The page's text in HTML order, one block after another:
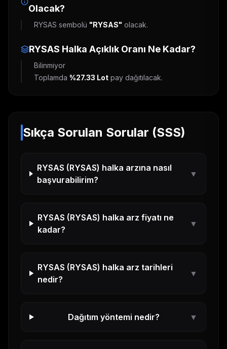
Olacak?
RYSAS sembolü "RYSAS" olacak.
RYSAS Halka Açıklık Oranı Ne Kadar?
Bilinmiyor
Toplamda %27.33 Lot pay dağıtılacak.
Sıkça Sorulan Sorular (SSS)
RYSAS (RYSAS) halka arzına nasıl
başvurabilirim?
▼
RYSAS (RYSAS) halka arz fiyatı ne
kadar?
▼
RYSAS (RYSAS) halka arz tarihleri
nedir?
▼
Dağıtım yöntemi nedir? ▼